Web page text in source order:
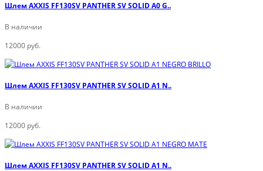
Шлем AXXIS FF130SV PANTHER SV SOLID A0 G..
В наличии
12000 руб.
Шлем AXXIS FF130SV PANTHER SV SOLID A1 N..
В наличии
12000 руб.
Шлем AXXIS FF130SV PANTHER SV SOLID A1 N..